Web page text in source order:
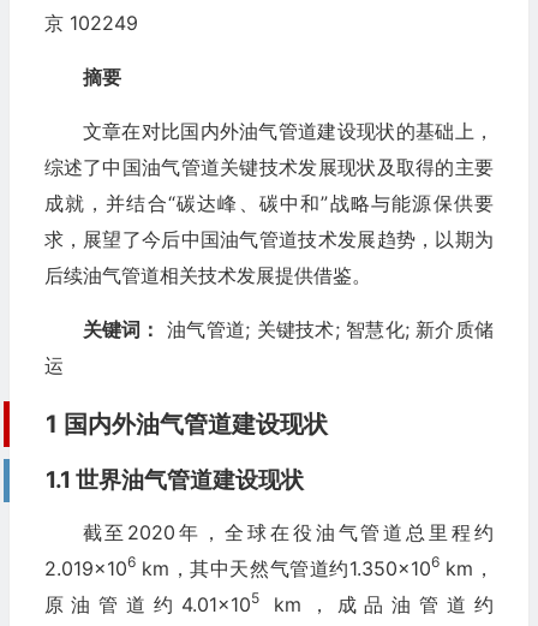
京 102249
摘要
文章在对比国内外油气管道建设现状的基础上，
综述了中国油气管道关键技术发展现状及取得的主要
成就，并结合“碳达峰、碳中和”战略与能源保供要
求，展望了今后中国油气管道技术发展趋势，以期为
后续油气管道相关技术发展提供借鉴。
关键词： 油气管道; 关键技术; 智慧化; 新介质储
运
1 国内外油气管道建设现状
1.1 世界油气管道建设现状
截至2020年，全球在役油气管道总里程约
2.019×106km，其中天然气管道约1.350×106km，
原油管道约4.01×105km，成品油管道约